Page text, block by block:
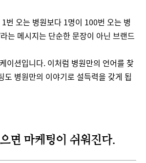
번 오는 병원보다 1명이 100번 오는 병
는 메시지는 단순한 문장이 아닌 브랜드
이션입니다. 이처럼 병원만의 언어를 찾
도 병원만의 이야기로 설득력을 갖게 됩